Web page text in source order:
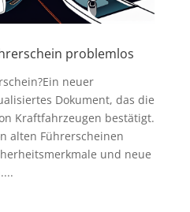
problemlos
neuer
Dokument, das die
Kraftfahrzeugen bestätigt.
alten Führerscheinen
und neue